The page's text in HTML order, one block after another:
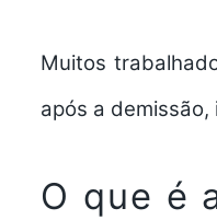
Muitos
após a
O que é